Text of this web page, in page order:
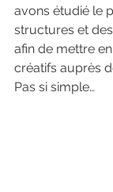
avons étudié le
structures et
afin de mettre
créatifs auprès
Pas si simple…